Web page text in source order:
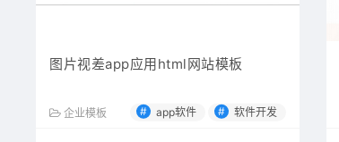
图片视差app应用html网站模板
企业模板 # app软件 # 软件开发